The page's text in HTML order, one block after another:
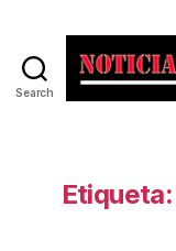
Search
Etiqueta: